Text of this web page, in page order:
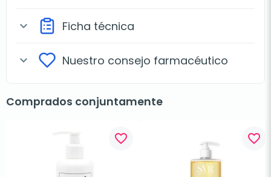
expand_more Ficha técnica
expand_more Nuestro consejo farmacéutico
Comprados conjuntamente
favorite_border favorite_border